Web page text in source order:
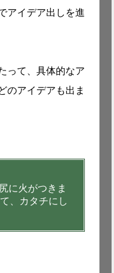
アイデア出しを進
って、具体的なア
のアイデアも出ま
に火がつきま
、カタチにし